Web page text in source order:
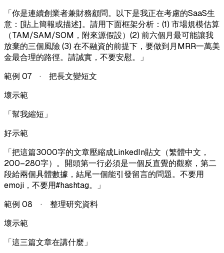
「你是連續創業者兼財務顧問。以下是我正在考慮的SaaS生
意：[貼上簡報或描述]。請用下面框架分析：(1) 市場規模估算
（TAM/SAM/SOM，附來源假設）(2) 前六個月最可能讓我
放棄的三個風險 (3) 在不融資的前提下，要做到月MRR一萬美
金最合理的路徑。請誠實，不要安慰。
」
範例 07 · 把長文變短文
壞示範
「幫我縮短 」
好示範
「把這篇3000字的文章壓縮成LinkedIn貼文（繁體中文，
200–280字）。開頭第一行必須是一個反直覺的觀察，第二
段給兩個具體數據，結尾一個能引發留言的問題。不要用
emoji，不要用#hashtag。
」
範例 08 · 整理研究資料
壞示範
「這三篇文章在講什麼 」